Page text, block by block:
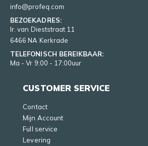
info@profeq.com
BEZOEKADRES:
Ir. van Dieststraat 11
6466 NA Kerkrade
TELEFONISCH BEREIKBAAR:
Ma - Vr 9:00 - 17:00uur
CUSTOMER SERVICE
Contact
Mijn Account
Full service
Levering